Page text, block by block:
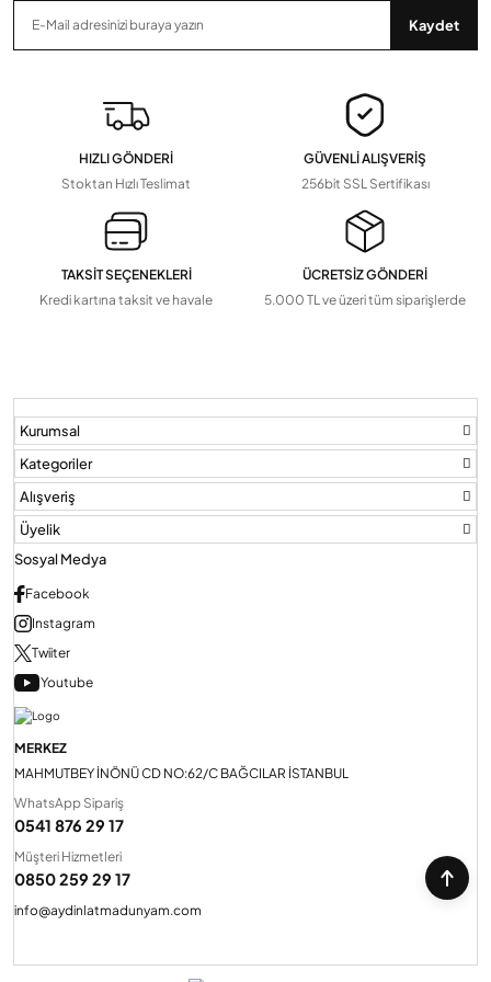
Anten Kabloları
Zaman Saatleri, Radar Sensör, Dedektörler
Tv Askı Aparatları
Devamını Gör ▼
Kaydet
HIZLI GÖNDERİ
Stoktan Hızlı Teslimat
GÜVENLİ ALIŞVERİŞ
256bit SSL Sertifikası
TAKSİT SEÇENEKLERİ
Kredi kartına taksit ve havale
ÜCRETSİZ GÖNDERİ
5.000 TL ve üzeri tüm siparişlerde
Kurumsal
Kategoriler
Alışveriş
Üyelik
Sosyal Medya
Facebook
Instagram
Twiiter
Youtube
MERKEZ
MAHMUTBEY İNÖNÜ CD NO:62/C BAĞCILAR İSTANBUL
WhatsApp Sipariş
0541 876 29 17
Müşteri Hizmetleri
0850 259 29 17
info@aydinlatmadunyam.com